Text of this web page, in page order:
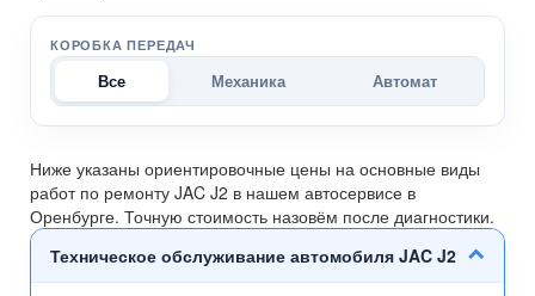
КОРОБКА ПЕРЕДАЧ
Все Механика Автомат
Ниже указаны ориентировочные цены на основные виды
работ по ремонту JAC J2 в нашем автосервисе в
Оренбурге. Точную стоимость назовём после диагностики.
Техническое обслуживание автомобиля JAC J2